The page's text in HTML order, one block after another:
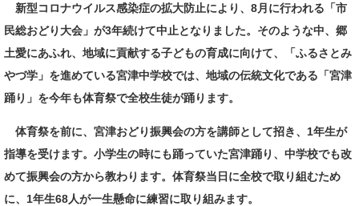
新型コロナウイルス感染症の拡大防止により、8月に行われる「市
民総おどり大会」が3年続けて中止となりました。そのような中、郷
土愛にあふれ、地域に貢献する子どもの育成に向けて、「ふるさとみ
やづ学」を進めている宮津中学校では、地域の伝統文化である「宮津
踊り」を今年も体育祭で全校生徒が踊ります。
体育祭を前に、宮津おどり振興会の方を講師として招き、1年生が
指導を受けます。小学生の時にも踊っていた宮津踊り、中学校でも改
めて振興会の方から教わります。体育祭当日に全校で取り組むため
に、1年生68人が一生懸命に練習に取り組みます。